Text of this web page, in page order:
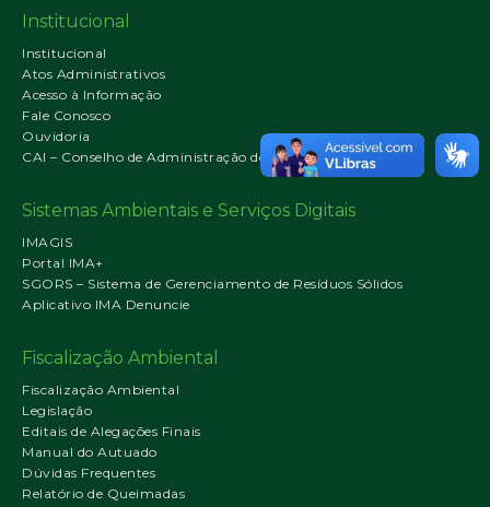
Institucional
Institucional
Atos Administrativos
Acesso à Informação
Fale Conosco
Ouvidoria
CAI – Conselho de Administração do IMA
Sistemas Ambientais e Serviços Digitais
IMAGIS
Portal IMA+
SGORS – Sistema de Gerenciamento de Resíduos Sólidos
Aplicativo IMA Denuncie
Fiscalização Ambiental
Fiscalização Ambiental
Legislação
Editais de Alegações Finais
Manual do Autuado
Dúvidas Frequentes
Relatório de Queimadas